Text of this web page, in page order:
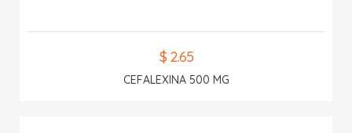
$ 2.65
CEFALEXINA 500 MG